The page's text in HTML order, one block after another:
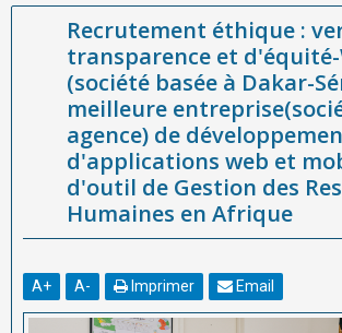
Recrutement éthique : vers plus de
WEBGRAM (société basée à Dakar-Sénégal),
entreprise(société / agence) de
web et mobiles et d'outil de Gestion des
Humaines en Afrique
Recrutement éthique :
transparence et d'équité-
(société basée à Dakar-
meilleure
agence) de
d'applications web et
d'outil de Gestion des
Humaines en Afrique
A+ A- Imprimer Email